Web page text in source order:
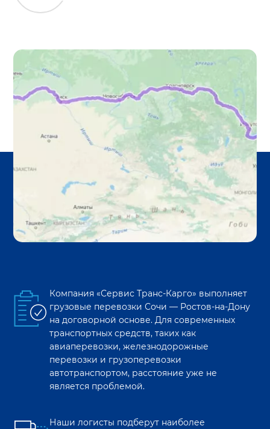
Компания «Сервис Транс-Карго» выполняет
грузовые перевозки Сочи — Ростов-на-Дону
на договорной основе. Для современных
транспортных средств, таких как
авиаперевозки, железнодорожные
перевозки и грузоперевозки
автотранспортом, расстояние уже не
является проблемой.
Наши логисты подберут наиболее